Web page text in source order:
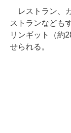
レストラン、
ストランなども
リンギット（約
せられる。